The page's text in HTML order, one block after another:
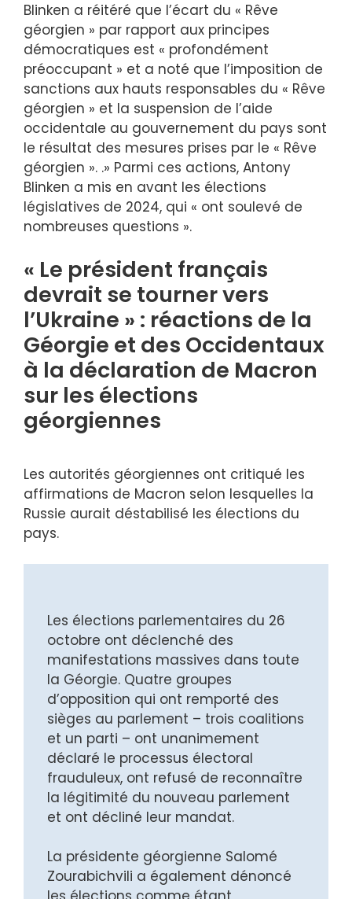
Blinken a réitéré que l’écart du « Rêve
géorgien » par rapport aux principes
démocratiques est « profondément
préoccupant » et a noté que l’imposition de
sanctions aux hauts responsables du « Rêve
géorgien » et la suspension de l’aide
occidentale au gouvernement du pays sont
le résultat des mesures prises par le « Rêve
géorgien ». .» Parmi ces actions, Antony
Blinken a mis en avant les élections
législatives de 2024, qui « ont soulevé de
nombreuses questions ».
« Le président français
devrait se tourner vers
l’Ukraine » : réactions de la
Géorgie et des Occidentaux
à la déclaration de Macron
sur les élections
géorgiennes
Les autorités géorgiennes ont critiqué les
affirmations de Macron selon lesquelles la
Russie aurait déstabilisé les élections du
pays.
Les élections parlementaires du 26
octobre ont déclenché des
manifestations massives dans toute
la Géorgie. Quatre groupes
d’opposition qui ont remporté des
sièges au parlement – ​​trois coalitions
et un parti – ont unanimement
déclaré le processus électoral
frauduleux, ont refusé de reconnaître
la légitimité du nouveau parlement
et ont décliné leur mandat.
La présidente géorgienne Salomé
Zourabichvili a également dénoncé